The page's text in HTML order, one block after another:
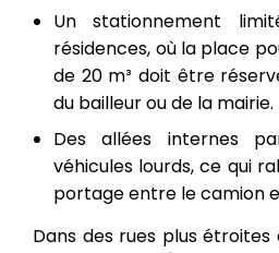
Un stationnement
résidences, où la place
de 20 m³ doit être
du bailleur ou de la mairie.
Des allées internes
véhicules lourds, ce qui
portage entre le camion
Dans des rues plus